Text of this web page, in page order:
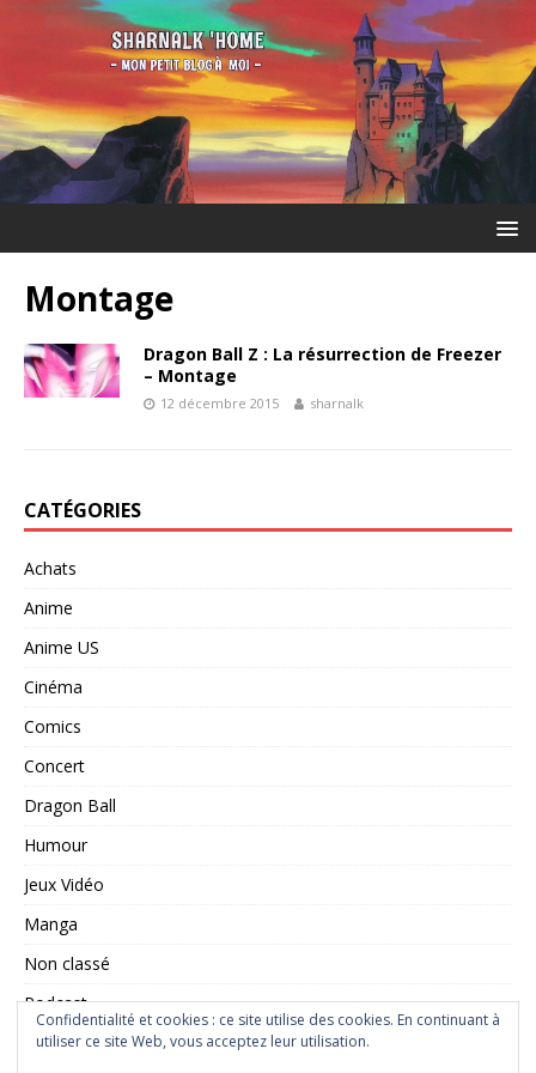
Montage
Dragon Ball Z : La résurrection de Freezer
– Montage
12 décembre 2015 sharnalk
CATÉGORIES
Achats
Anime
Anime US
Cinéma
Comics
Concert
Dragon Ball
Humour
Jeux Vidéo
Manga
Non classé
Podcast
Saint Seiya
Confidentialité et cookies : ce site utilise des cookies. En continuant à
utiliser ce site Web, vous acceptez leur utilisation.